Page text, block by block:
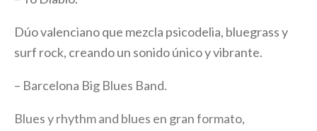
Dúo valenciano que mezcla psicodelia, bluegrass y
surf rock, creando un sonido único y vibrante.
– Barcelona Big Blues Band.
Blues y rhythm and blues en gran formato,